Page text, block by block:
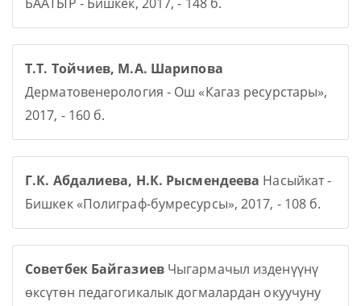
Т.Т. Тойчиев, М.А. Шарипова
Дерматовенерология - Ош «Кагаз ресурстары»,
2017, - 160 б.
Г.К. Абдалиева, Н.К. Рысмендеева Насыйкат -
Бишкек «Полиграф-бумресурсы», 2017, - 108 б.
Советбек БайгазиевЧыгармачыл изденүүнү
өксүтөн педагогикалык догмалардан окуучуну